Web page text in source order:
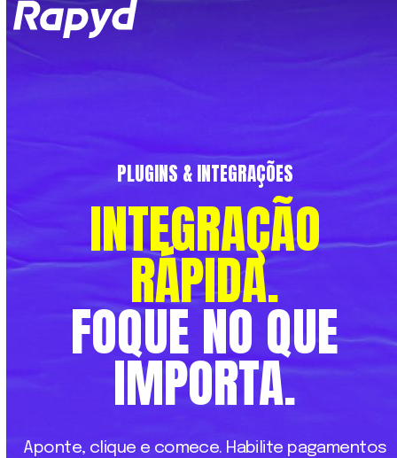
PLUGINS & INTEGRAÇÕES
INTEGRAÇÃO
RÁPIDA.
FOQUENO QUE
IMPORTA.
Aponte, clique e comece. Habilite pagamentos